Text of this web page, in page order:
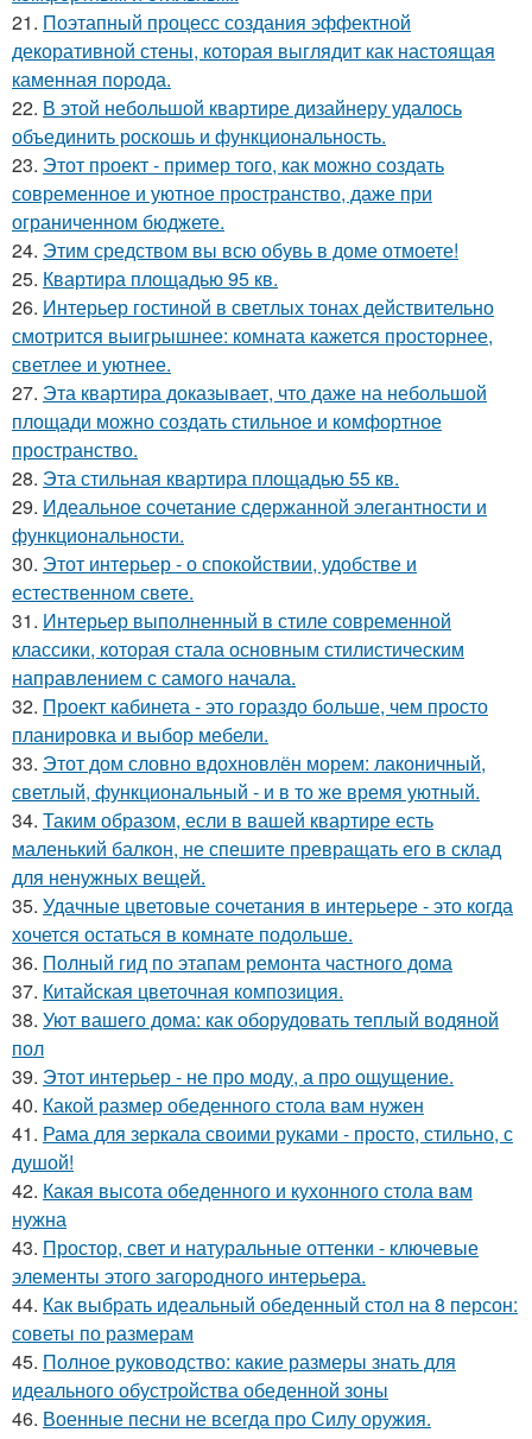
21. Поэтапный процесс создания эффектной
декоративной стены, которая выглядит как настоящая
каменная порода.
22. В этой небольшой квартире дизайнеру удалось
объединить роскошь и функциональность.
23. Этот проект - пример того, как можно создать
современное и уютное пространство, даже при
ограниченном бюджете.
24. Этим средством вы всю обувь в доме отмоете!
25. Квартира площадью 95 кв.
26. Интерьер гостиной в светлых тонах действительно
смотрится выигрышнее: комната кажется просторнее,
светлее и уютнее.
27. Эта квартира доказывает, что даже на небольшой
площади можно создать стильное и комфортное
пространство.
28. Эта стильная квартира площадью 55 кв.
29. Идеальное сочетание сдержанной элегантности и
функциональности.
30. Этот интерьер - о спокойствии, удобстве и
естественном свете.
31. Интерьер выполненный в стиле современной
классики, которая стала основным стилистическим
направлением с самого начала.
32. Проект кабинета - это гораздо больше, чем просто
планировка и выбор мебели.
33. Этот дом словно вдохновлён морем: лаконичный,
светлый, функциональный - и в то же время уютный.
34. Таким образом, если в вашей квартире есть
маленький балкон, не спешите превращать его в склад
для ненужных вещей.
35. Удачные цветовые сочетания в интерьере - это когда
хочется остаться в комнате подольше.
36. Полный гид по этапам ремонта частного дома
37. Китайская цветочная композиция.
38. Уют вашего дома: как оборудовать теплый водяной
пол
39. Этот интерьер - не про моду, а про ощущение.
40. Какой размер обеденного стола вам нужен
41. Рама для зеркала своими руками - просто, стильно, с
душой!
42. Какая высота обеденного и кухонного стола вам
нужна
43. Простор, свет и натуральные оттенки - ключевые
элементы этого загородного интерьера.
44. Как выбрать идеальный обеденный стол на 8 персон:
советы по размерам
45. Полное руководство: какие размеры знать для
идеального обустройства обеденной зоны
46. Военные песни не всегда про Силу оружия.